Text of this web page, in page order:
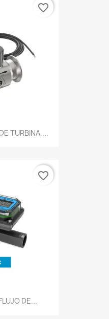
TURBINA,...
favorite_border
DE...
favorite_border